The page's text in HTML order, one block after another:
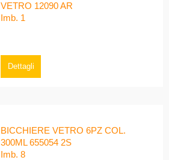
VETRO 12090 AR
Imb. 1
Dettagli
BICCHIERE VETRO 6PZ COL.
300ML 655054 2S
Imb. 8